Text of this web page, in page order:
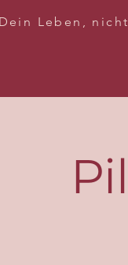
Leben,